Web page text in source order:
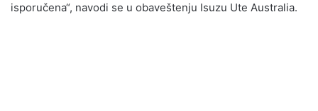
isporučena“, navodi se u obaveštenju Isuzu Ute Australia.